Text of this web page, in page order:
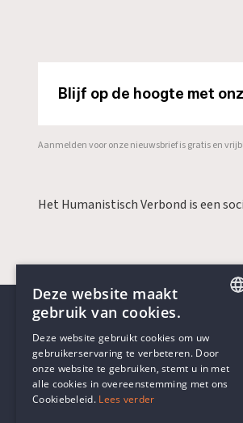
Blijf op de hoogte met
Aanmelden voor onze nieuwsbrief is gratis en
Het Humanistisch Verbond is een
Contactgegevens
DUTCH
Deze website maakt
gebruik van cookies.
Deze website gebruikt cookies om uw
gebruikerservaring te verbeteren. Door
onze website te gebruiken, stemt u in met
alle cookies in overeenstemming met ons
Cookiebeleid. Lees verder